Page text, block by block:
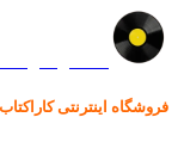
فروشگاه اینترنتی